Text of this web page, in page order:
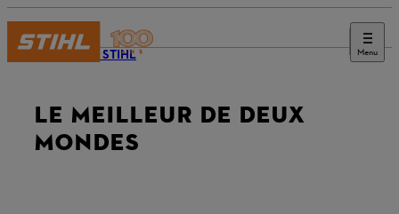
Menu
Journal STIHL
LE MEILLEUR DE DEUX
MONDES